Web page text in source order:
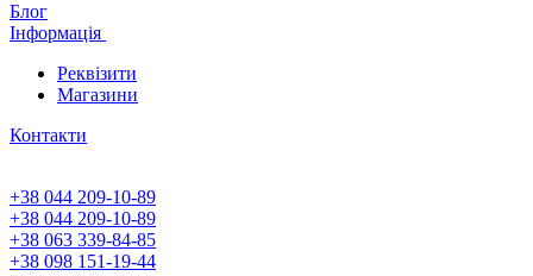
Блог
Інформація
Реквізити
Магазини
Контакти
+38 044 209-10-89
+38 044 209-10-89
+38 063 339-84-85
+38 098 151-19-44